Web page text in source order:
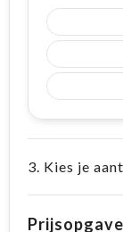
3. Kies je
Prijsopgave